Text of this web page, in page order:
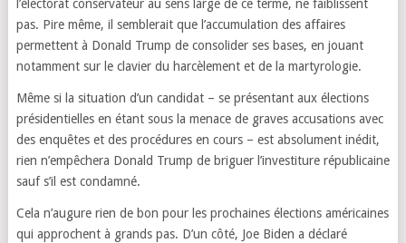
l’électorat conservateur au sens large de ce terme, ne faiblissent
pas. Pire même, il semblerait que l’accumulation des affaires
permettent à Donald Trump de consolider ses bases, en jouant
notamment sur le clavier du harcèlement et de la martyrologie.
Même si la situation d’un candidat – se présentant aux élections
présidentielles en étant sous la menace de graves accusations avec
des enquêtes et des procédures en cours – est absolument inédit,
rien n’empêchera Donald Trump de briguer l’investiture républicaine
sauf s’il est condamné.
Cela n’augure rien de bon pour les prochaines élections américaines
qui approchent à grands pas. D’un côté, Joe Biden a déclaré